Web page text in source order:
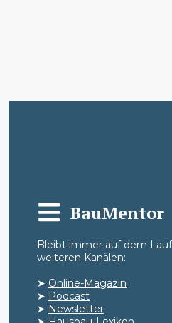
BauMentor
Bleibt immer auf dem
weiteren Kanälen:
➤ Online-Magazin
➤ Podcast
➤ Newsletter